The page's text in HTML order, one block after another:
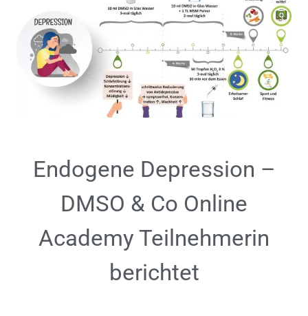
Endogene Depression –
DMSO & Co Online
Academy Teilnehmerin
berichtet